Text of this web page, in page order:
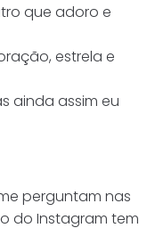
que adoro e
estrela e
ainda assim eu
perguntam nas
do Instagram tem